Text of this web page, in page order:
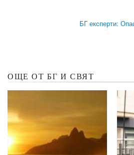
БГ експерти:
ОЩЕ ОТ БГ И СВЯТ